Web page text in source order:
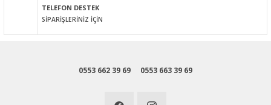
TELEFON DESTEK
SİPARİŞLERİNİZ İÇİN
0553 662 39 69 0553 663 39 69